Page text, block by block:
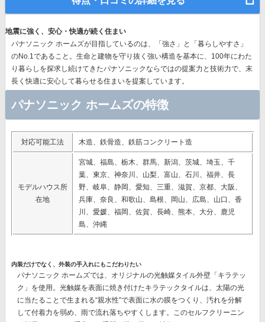
地震に強く、安心・快適が続く住まい
パナソニック ホームズが目指しているのは、「強さ」と「暮らしやすさ」
のNo.1であること。生命と建物を守り抜く強い構造を基本に、 100年にわた
り暮らしを探求し続けてきたパナソニックならではの提案力と技術力で、末
長く快適に安心して暮らせる住まいを提案しています。
パナソニック ホームズの特徴
対応可能工法 木造、鉄骨造、鉄筋コンクリート造
モデルハウス所
在地
宮城、福島、栃木、群馬、新潟、茨城、埼玉、千
葉、東京、神奈川、山梨、富山、石川、福井、長
野、岐阜、静岡、愛知、三重、滋賀、京都、大阪、
兵庫、奈良、和歌山、島根、岡山、広島、山口、香
川、愛媛、福岡、佐賀、長崎、熊本、大分、鹿児
島、沖縄
内装だけでなく、外装の手入れにもこだわりたい
パナソニック ホームズでは、オリジナルの光触媒タイル外壁「キラテッ
ク」 を使用。光触媒を表面に焼き付けたキラテックタイルは、太陽の光
に当たることで生まれる“親水性”で表面に水の膜をつくり、汚れを分解
して付着力を弱め、雨で流れ落ちやすくします。このセルフクリーニン